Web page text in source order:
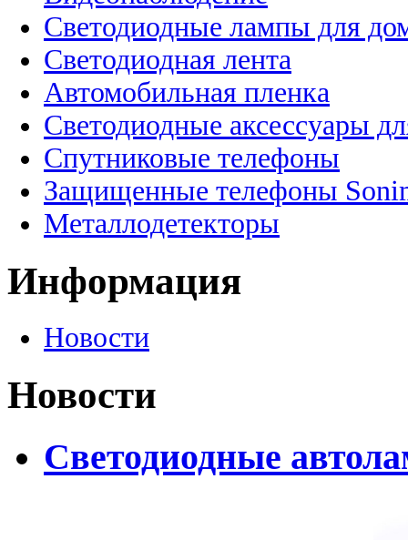
Светодиодные лампы для
Светодиодная лента
Автомобильная пленка
Светодиодные аксессуары
Спутниковые телефоны
Защищенные телефоны
Металлодетекторы
Информация
Новости
Новости
Светодиодные